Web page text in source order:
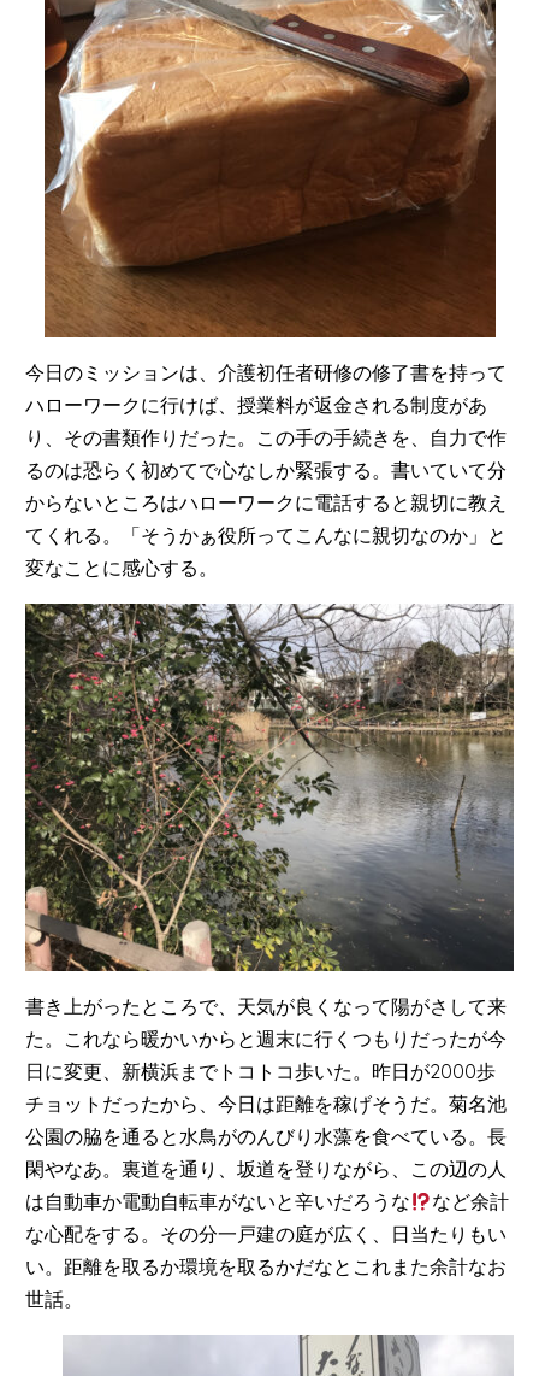
今日のミッションは、介護初任者研修の修了書を持って
ハローワークに行けば、授業料が返金される制度があ
り、その書類作りだった。この手の手続きを、自力で作
るのは恐らく初めてで心なしか緊張する。書いていて分
からないところはハローワークに電話すると親切に教え
てくれる。「そうかぁ役所ってこんなに親切なのか」と
変なことに感心する。
書き上がったところで、天気が良くなって陽がさして来
た。これなら暖かいからと週末に行くつもりだったが今
日に変更、新横浜までトコトコ歩いた。昨日が2000歩
チョットだったから、今日は距離を稼げそうだ。菊名池
公園の脇を通ると水鳥がのんびり水藻を食べている。長
閑やなあ。裏道を通り、坂道を登りながら、この辺の人
は自動車か電動自転車がないと辛いだろうな
など余計
な心配をする。その分一戸建の庭が広く、日当たりもい
い。距離を取るか環境を取るかだなとこれまた余計なお
世話。